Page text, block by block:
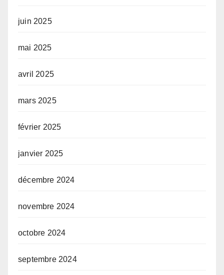
juin 2025
mai 2025
avril 2025
mars 2025
février 2025
janvier 2025
décembre 2024
novembre 2024
octobre 2024
septembre 2024